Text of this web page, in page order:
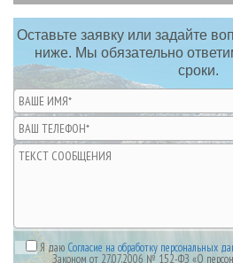
Оставьте заявку или задайте
ниже. Мы обязательно
сроки.
Я даю Согласие на обработку персональных
Законом от 27.07.2006 № 152-ФЗ «О